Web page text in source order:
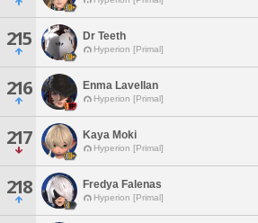
215 Dr Teeth
Hyperion [Primal]
216 Enma Lavellan
Hyperion [Primal]
217 Kaya Moki
Hyperion [Primal]
218 Fredya Falenas
Hyperion [Primal]